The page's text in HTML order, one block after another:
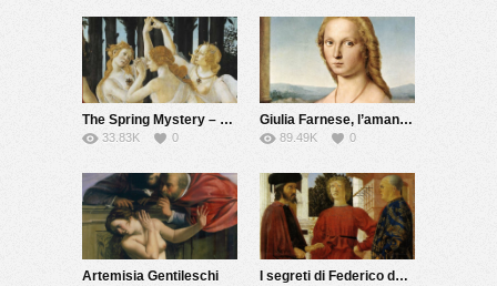
The Spring Mystery – The Botticelli’s lover
33.83K 0
Giulia Farnese, l’amante del Papa
89.49K 0
Artemisia Gentileschi I segreti di Federico da Montefeltro